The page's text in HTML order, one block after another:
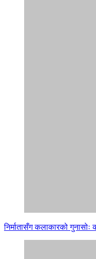
निर्मातासँग कलाकारको